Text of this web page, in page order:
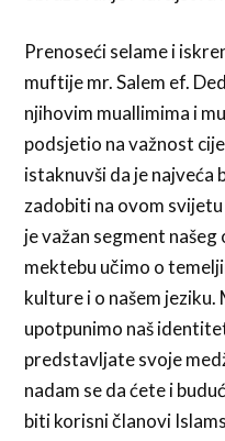
Prenoseći selame i
muftije mr. Salem ef.
njihovim muallimima i
podsjetio na važnost
istaknuvši da je
zadobiti na ovom
je važan segment
mektebu učimo o
kulture i o našem jeziku.
upotpunimo naš
predstavljate svoje
nadam se da ćete i
biti korisni članovi